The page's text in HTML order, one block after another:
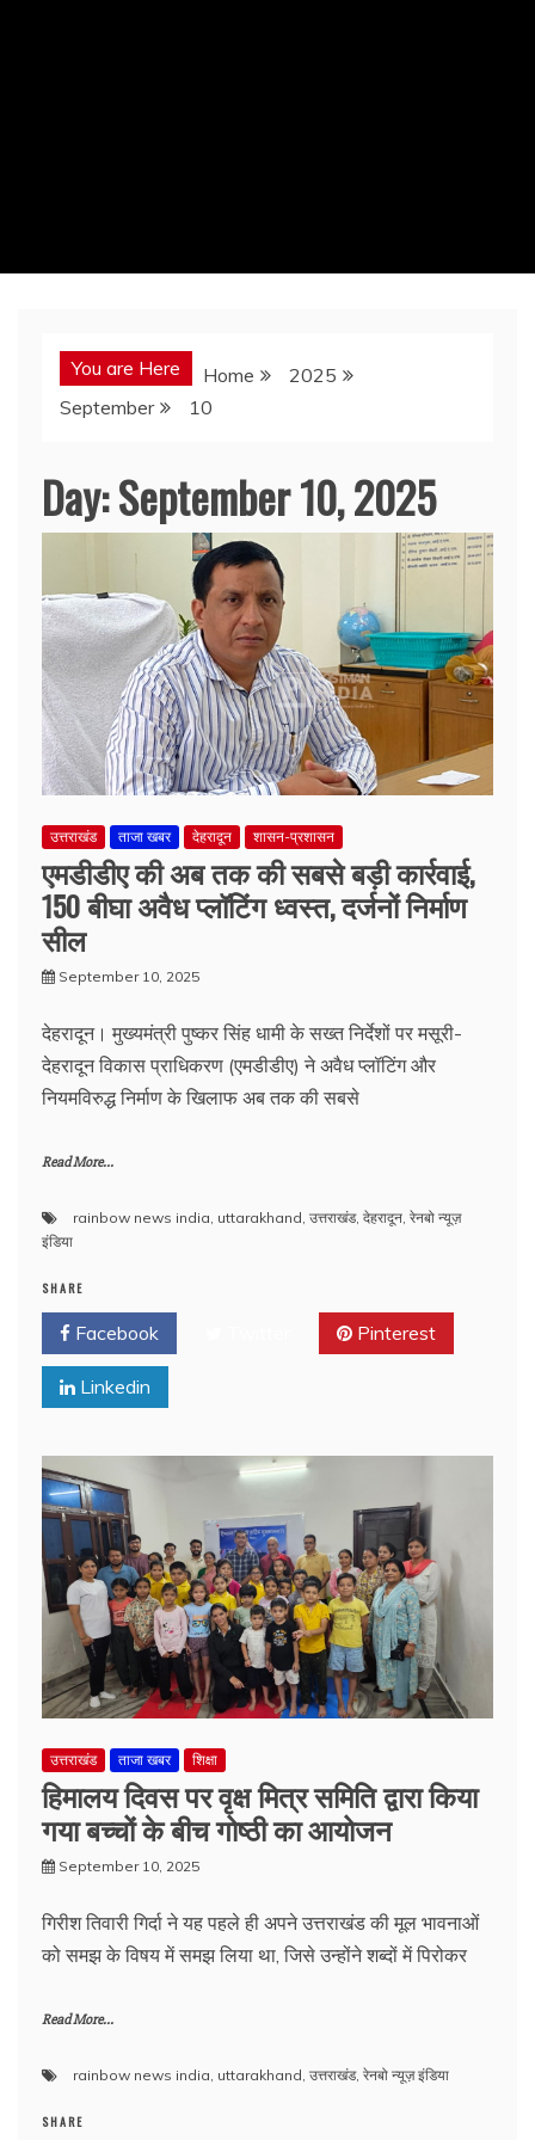
You are Here Home
2025
September
10
Day:September 10, 2025
उत्तराखंड ताजा खबर देहरादून शासन-प्रशासन
एमडीडीए की अब तक की सबसे बड़ी कार्रवाई,
150 बीघा अवैध प्लॉटिंग ध्वस्त, दर्जनों निर्माण
सील
September 10, 2025
देहरादून। मुख्यमंत्री पुष्कर सिंह धामी के सख्त निर्देशों पर मसूरी-
देहरादून विकास प्राधिकरण (एमडीडीए) ने अवैध प्लॉटिंग और
नियमविरुद्ध निर्माण के खिलाफ अब तक की सबसे
Read More...
rainbow news india, uttarakhand, उत्तराखंड, देहरादून, रेनबो न्यूज़
इंडिया
SHARE
Facebook Pinterest
Linkedin
उत्तराखंड ताजा खबर शिक्षा
हिमालय दिवस पर वृक्ष मित्र समिति द्वारा किया
गया बच्चों के बीच गोष्ठी का आयोजन
September 10, 2025
गिरीश तिवारी गिर्दा ने यह पहले ही अपने उत्तराखंड की मूल भावनाओं
को समझ के विषय में समझ लिया था, जिसे उन्होंने शब्दों में पिरोकर
Read More...
rainbow news india, uttarakhand, उत्तराखंड, रेनबो न्यूज़ इंडिया
SHARE